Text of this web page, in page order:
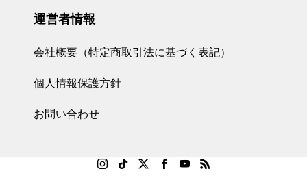
運営者情報
会社概要（特定商取引法に基づく表記）
個人情報保護方針
お問い合わせ